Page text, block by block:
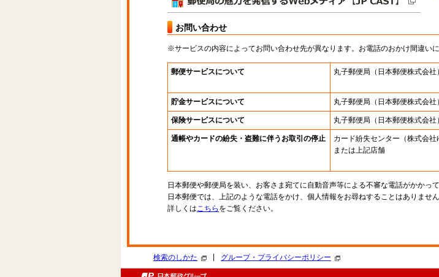
お問い合わせ
※サービスの内容によってお問い合わせ先が異なります。お電話のおかけ間違いに
郵便サービスについて 丸子郵便局 （日本郵便株式会社）
貯金サービスについて 丸子郵便局 （日本郵便株式会社）
保険サービスについて 丸子郵便局 （日本郵便株式会社）
通帳やカードの紛失・盗難に伴うお取引の停止 カード紛失センター （株式会
または上記店舗
日本郵便や郵便局を装い、お客さま宛てに自動音声等による不審な電話がかかっ
日本郵便では、上記のような電話をかけ、個人情報をお尋ねすることはありません
詳しくはこちら をご覧ください。
検索のしかた グループ・プライバシーポリシー